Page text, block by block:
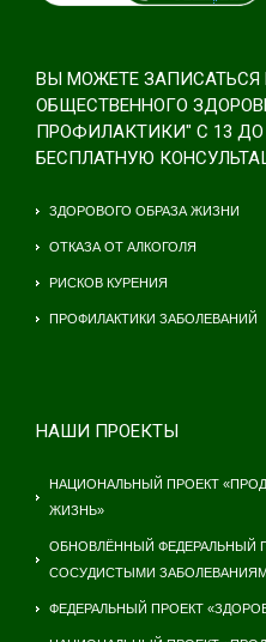
ВЫ МОЖЕТЕ ЗАПИСАТЬСЯ
ОБЩЕСТВЕННОГО
ПРОФИЛАКТИКИ" С 13 ДО
БЕСПЛАТНУЮ
ЗДОРОВОГО ОБРАЗА ЖИЗНИ
ОТКАЗА ОТ АЛКОГОЛЯ
РИСКОВ КУРЕНИЯ
ПРОФИЛАКТИКИ ЗАБОЛЕВАНИЙ
НАШИ ПРОЕКТЫ
НАЦИОНАЛЬНЫЙ ПРОЕКТ
ЖИЗНЬ»
ОБНОВЛЁННЫЙ ФЕДЕРАЛЬНЫЙ
СОСУДИСТЫМИ
ФЕДЕРАЛЬНЫЙ ПРОЕКТ